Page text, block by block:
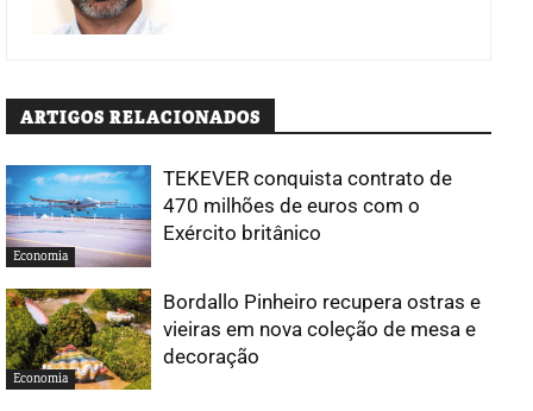
ARTIGOS RELACIONADOS
Economia
TEKEVER conquista contrato de
470 milhões de euros com o
Exército britânico
Economia
Bordallo Pinheiro recupera ostras e
vieiras em nova coleção de mesa e
decoração